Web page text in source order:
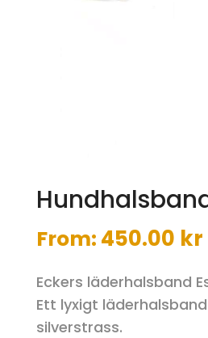
From: 450.00 kr
Eckers läderhalsband
Ett lyxigt
silverstrass.